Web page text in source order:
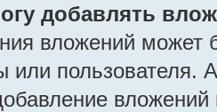
добавлять
вложений может
или пользователя.